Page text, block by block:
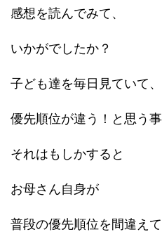
感想を読んでみて、
いかがでしたか？
子ども達を毎日見ていて、
優先順位が違う！と思う
それはもしかすると
お母さん自身が
普段の優先順位を間違え